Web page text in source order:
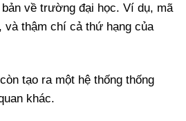
về trường đại học. Ví dụ, mã
thậm chí cả thứ hạng của
tạo ra một hệ thống thống
khác.